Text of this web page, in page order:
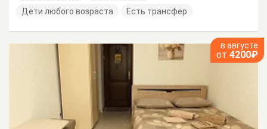
Дети любого возраста
Есть трансфер
в августе
от 4200₽